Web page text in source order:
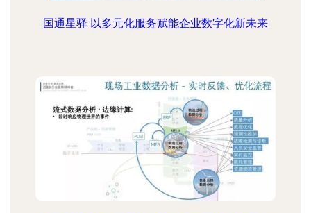
国通星驿 以多元化服务赋能企业数字化新未来